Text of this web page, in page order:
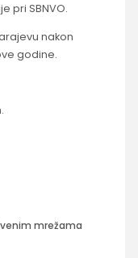
pri SBNVO.
nakon
godine.
mrežama